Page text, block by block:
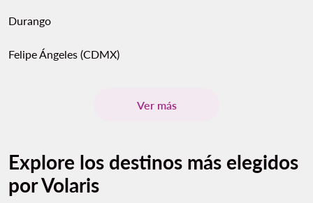
Durango
Felipe Ángeles (CDMX)
Ver más
Explore los destinos más elegidos
por Volaris